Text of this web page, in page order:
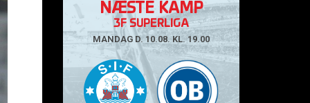
NÆSTE KAMP
3F SUPERLIGA
MANDAG D. 10.08. KL. 19.00